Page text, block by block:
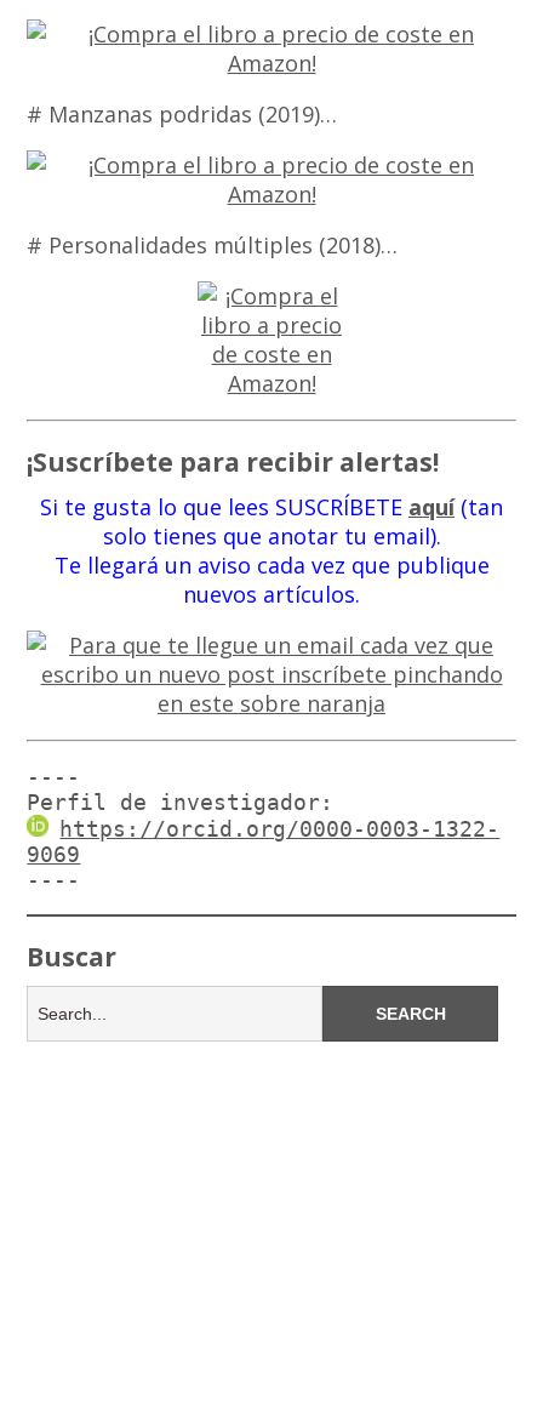
# Manzanas podridas (2019)…
# Personalidades múltiples (2018)…
¡Suscríbete para recibir alertas!
Si te gusta lo que lees SUSCRÍBETE aquí(tan
solo tienes que anotar tu email).
Te llegará un aviso cada vez que publique
nuevos artículos.
----
Perfil de investigador:
https://orcid.org/0000-0003-1322-
9069
----
Buscar